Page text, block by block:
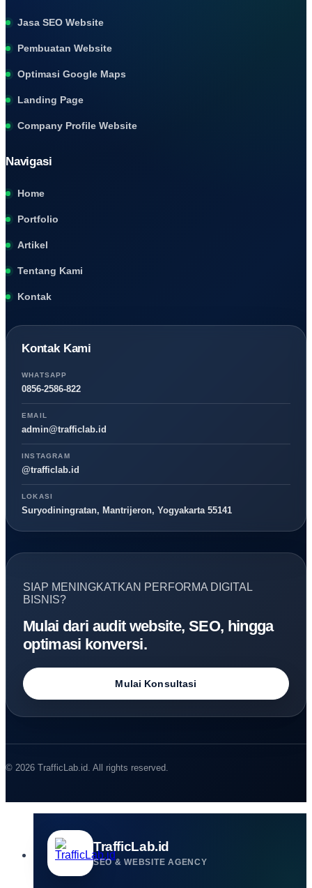
Jasa SEO Website
Pembuatan Website
Optimasi Google Maps
Landing Page
Company Profile Website
Navigasi
Home
Portfolio
Artikel
Tentang Kami
Kontak
Kontak Kami
WHATSAPP
0856-2586-822
EMAIL
admin@trafficlab.id
INSTAGRAM
@trafficlab.id
LOKASI
Suryodiningratan, Mantrijeron, Yogyakarta 55141
SIAP MENINGKATKAN PERFORMA DIGITAL
BISNIS?
Mulai dari audit website, SEO, hingga
optimasi konversi.
Mulai Konsultasi
© 2026 TrafficLab.id. All rights reserved.
TrafficLab.id
SEO & WEBSITE AGENCY